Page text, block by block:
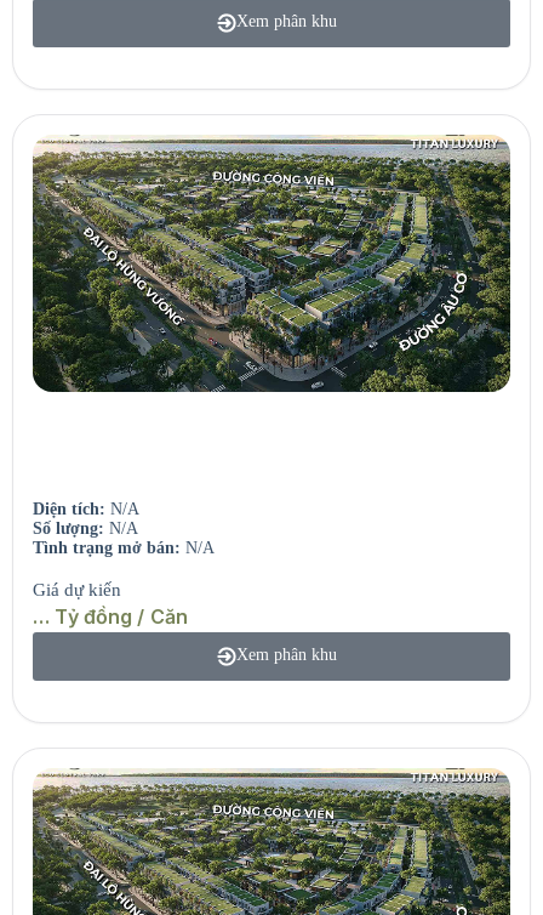
Xem phân khu
Diện tích: N/A
Số lượng: N/A
Tình trạng mở bán: N/A
Giá dự kiến
… Tỷ đồng / Căn
Xem phân khu